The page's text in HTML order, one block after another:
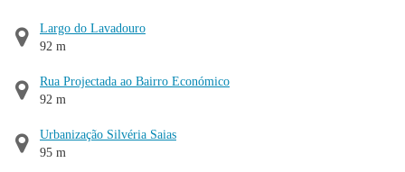
Largo do Lavadouro
92 m
Rua Projectada ao Bairro Económico
92 m
Urbanização Silvéria Saias
95 m